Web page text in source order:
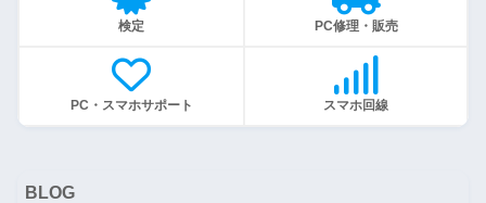
検定 PC修理・販売
PC・スマホサポート スマホ回線
BLOG